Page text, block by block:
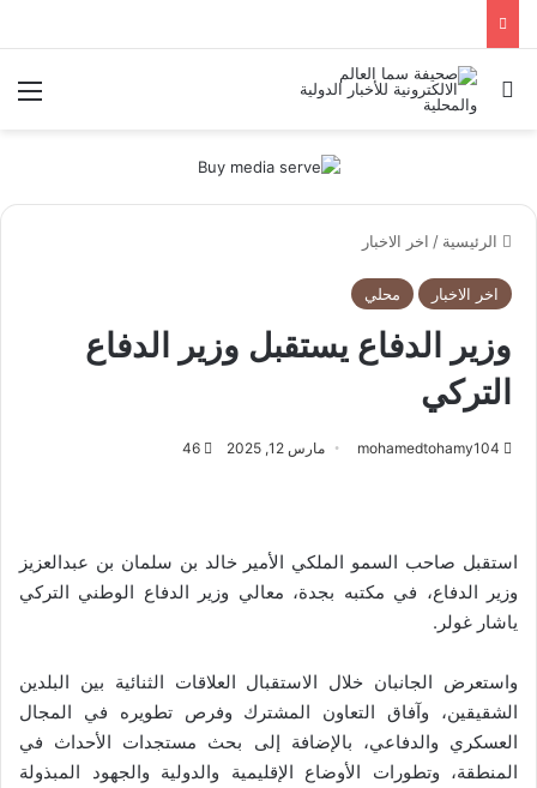
بحث عن
الرئيسية / اخر الاخبار
اخر الاخبار محلي
وزير الدفاع يستقبل وزير الدفاع
التركي
mohamedtohamy104 مارس 12, 2025 46
استقبل صاحب السمو الملكي الأمير خالد بن سلمان بن عبدالعزيز
وزير الدفاع، في مكتبه بجدة، معالي وزير الدفاع الوطني التركي
ياشار غولر.
واستعرض الجانبان خلال الاستقبال العلاقات الثنائية بين البلدين
الشقيقين، وآفاق التعاون المشترك وفرص تطويره في المجال
العسكري والدفاعي، بالإضافة إلى بحث مستجدات الأحداث في
المنطقة، وتطورات الأوضاع الإقليمية والدولية والجهود المبذولة